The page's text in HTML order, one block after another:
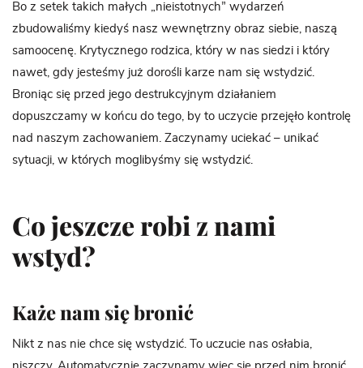
Bo z setek takich małych „nieistotnych” wydarzeń
zbudowaliśmy kiedyś nasz wewnętrzny obraz siebie, naszą
samoocenę. Krytycznego rodzica, który w nas siedzi i który
nawet, gdy jesteśmy już dorośli karze nam się wstydzić.
Broniąc się przed jego destrukcyjnym działaniem
dopuszczamy w końcu do tego, by to uczycie przejęło kontrolę
nad naszym zachowaniem. Zaczynamy uciekać – unikać
sytuacji, w których moglibyśmy się wstydzić.
Co jeszcze robi z nami
wstyd?
Każe nam się bronić
Nikt z nas nie chce się wstydzić. To uczucie nas osłabia,